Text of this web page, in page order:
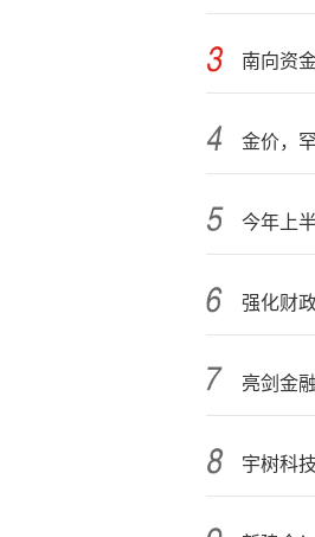
南向资
金价，
今年上
强化财
亮剑金
宇树科